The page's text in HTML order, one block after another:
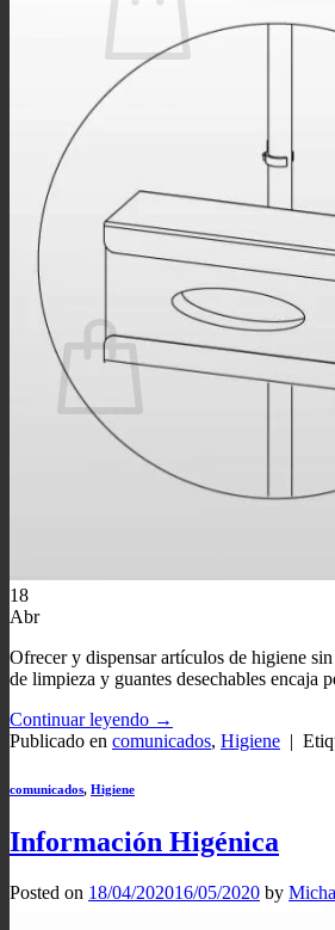
No hay productos en el carrito.
Buscar
por:
No hay productos en el carrito.
Volver a la tienda
18
Abr
Ofrecer y dispensar artículos de higiene
de limpieza y guantes desechables encaja
Continuar leyendo →
Publicado en comunicados, Higiene |
comunicados, Higiene
Información Higénica
Posted on 18/04/202016/05/2020 by